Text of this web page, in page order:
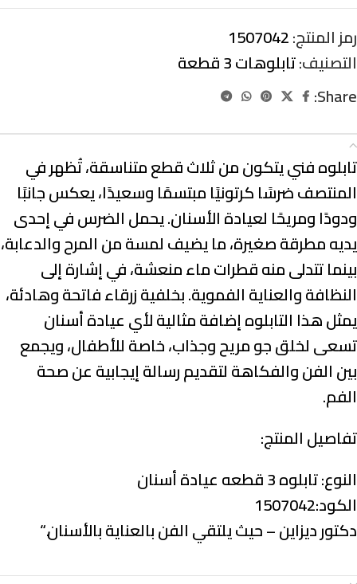
رمز المنتج:1507042
التصنيف:تابلوهات 3 قطعة
Share:
تابلوه فني يتكون من ثلاث قطع متناسقة، تُظهر في
المنتصف ضرسًا كرتونيًا مبتسمًا وسعيدًا، يعكس جانبًا
ودودًا ومريحًا لعيادة الأسنان. يحمل الضرس في إحدى
يديه مطرقة صغيرة، ما يضيف لمسة من المرح والدعابة،
بينما تتدلى منه قطرات ماء منعشة، في إشارة إلى
النظافة والعناية الفموية. بخلفية زرقاء فاتحة وهادئة،
يمثل هذا التابلوه إضافة مثالية لأي عيادة أسنان
تسعى لخلق جو مريح وجذاب، خاصة للأطفال، ويجمع
بين الفن والفكاهة لتقديم رسالة إيجابية عن صحة
الفم.
تفاصيل المنتج:
النوع:تابلوه 3 قطعه عيادة أسنان
الكود:1507042
دكتور ديزاين – حيث يلتقي الفن بالعناية بالأسنان.“